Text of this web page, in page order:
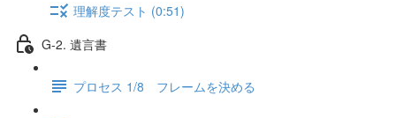
理解度テスト (0:51)
G-2. 遺言書
プロセス 1/8 フレームを決める